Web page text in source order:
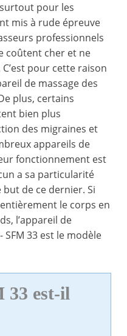
pour les
mis à rude épreuve
professionnels
coûtent cher et ne
pour cette raison
de massage des
plus, certains
bien plus
des migraines et
appareils de
fonctionnement est
a sa particularité
de ce dernier. Si
le corps en
l’appareil de
SFM 33 est le modèle
33 est-il